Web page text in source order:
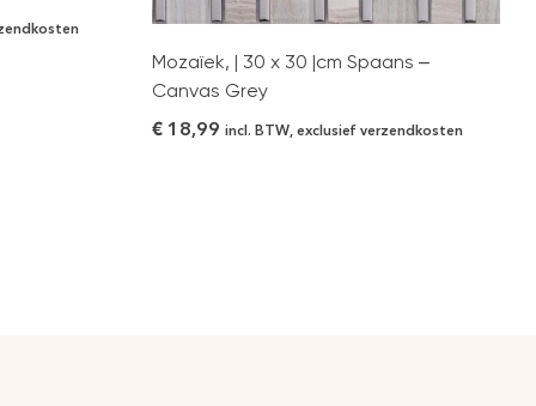
Mozaïek, | 30 x 30 |cm Spaans –
Canvas Grey
€ 18,99 incl. BTW, exclusief verzendkosten